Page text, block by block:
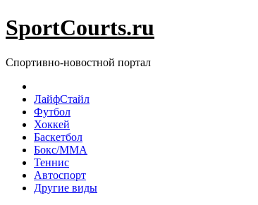
SportCourts.ru
Спортивно-новостной портал
ЛайфСтайл
Футбол
Хоккей
Баскетбол
Бокс/MMA
Теннис
Автоспорт
Другие виды